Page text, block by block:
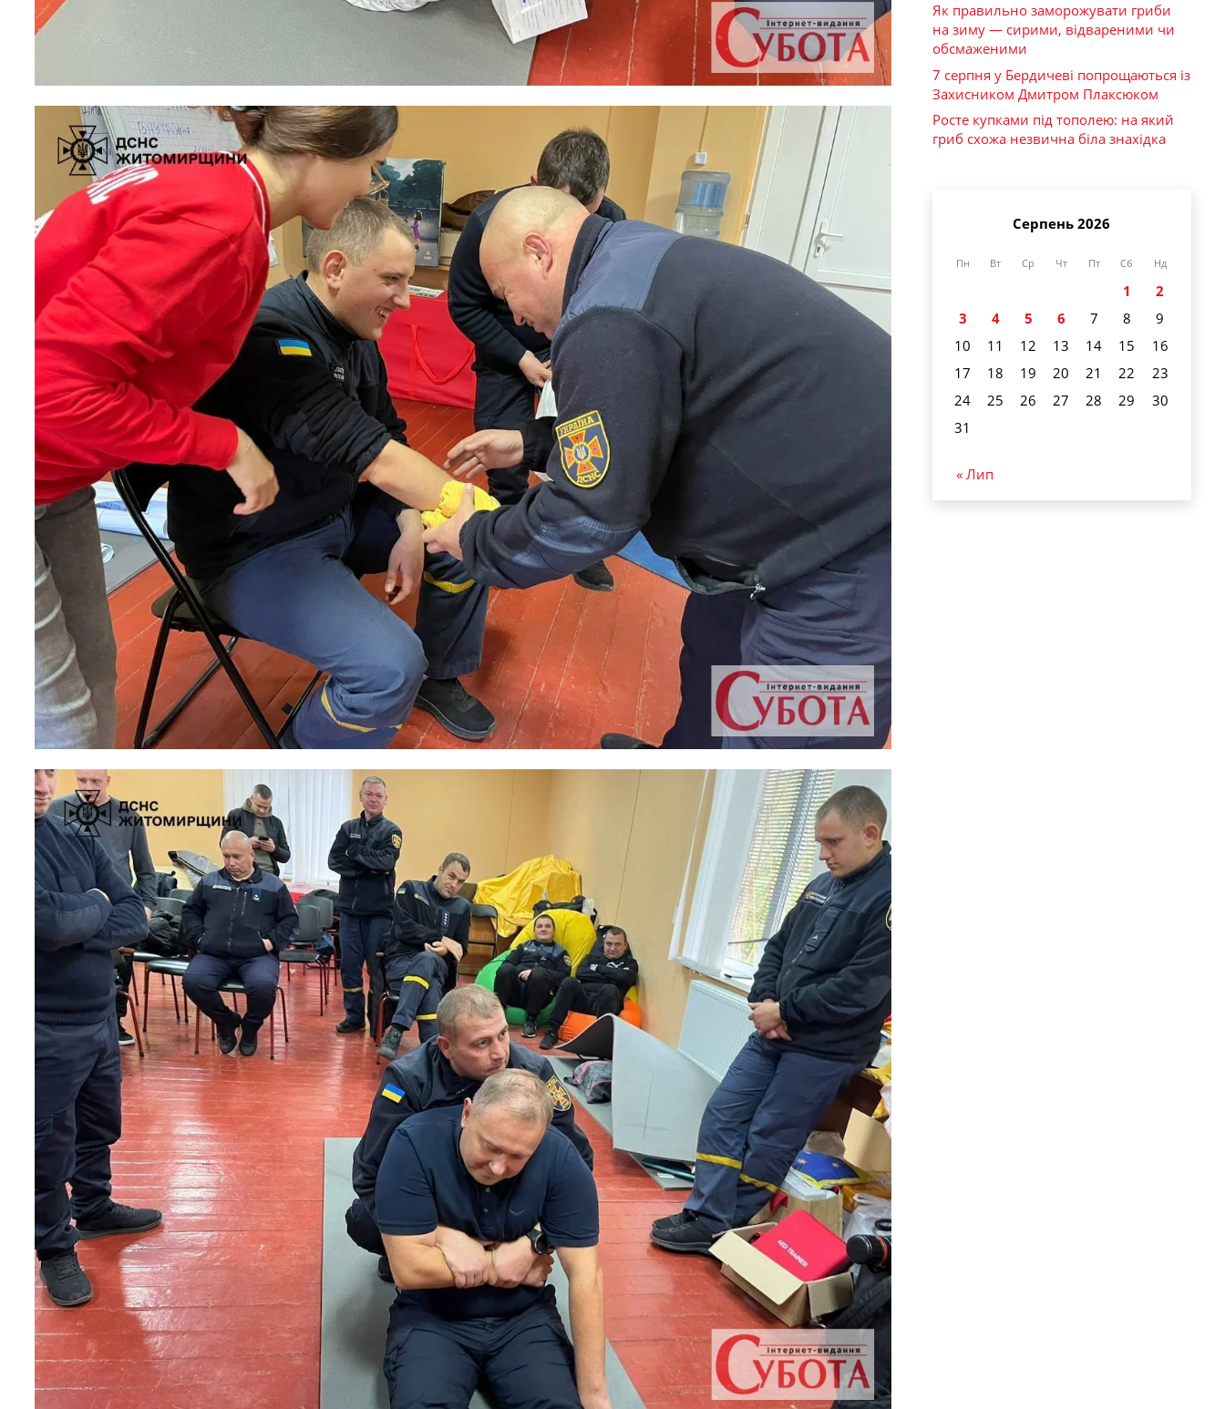
Як правильно заморожувати гриби
на зиму — сирими, відвареними чи
обсмаженими
7 серпня у Бердичеві попрощаються із
Захисником Дмитром Плаксюком
Росте купками під тополею: на який
гриб схожа незвична біла знахідка
Серпень 2026
Пн Вт Ср Чт Пт Сб Нд
1
2
3
4 5 6 7 8
9
10
11 12 13 14 15
16
17
18 19 20 21 22
23
24
25 26 27 28 29
30
31
« Лип